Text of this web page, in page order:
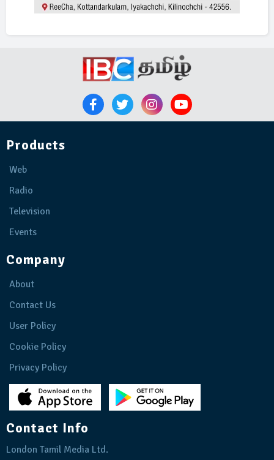
Products
Web
Radio
Television
Events
Company
About
Contact Us
User Policy
Cookie Policy
Privacy Policy
Contact Info
London Tamil Media Ltd.